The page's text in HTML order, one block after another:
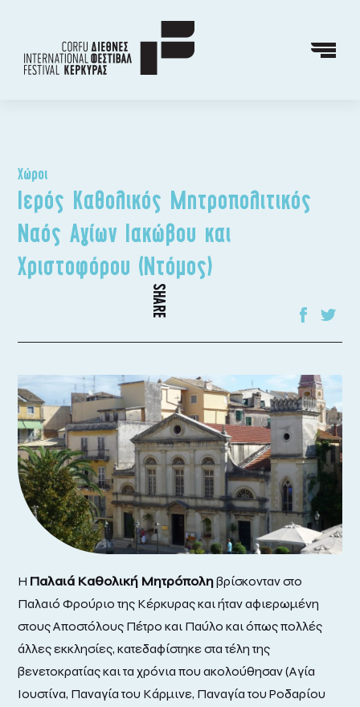
Χώροι
Ιερός Καθολικός Μητροπολιτικός
Ναός Αγίων Ιακώβου και
Χριστοφόρου (Ντόμος)
SHARE
Η Παλαιά Καθολική Μητρόποληβρίσκονταν στο
Παλαιό Φρούριο της Κέρκυρας και ήταν αφιερωμένη
στους Αποστόλους Πέτρο και Παύλο και όπως πολλές
άλλες εκκλησίες, κατεδαφίστηκε στα τέλη της
βενετοκρατίας και τα χρόνια που ακολούθησαν (Αγία
Ιουστίνα, Παναγία του Κάρμινε, Παναγία του Ροδαρίου